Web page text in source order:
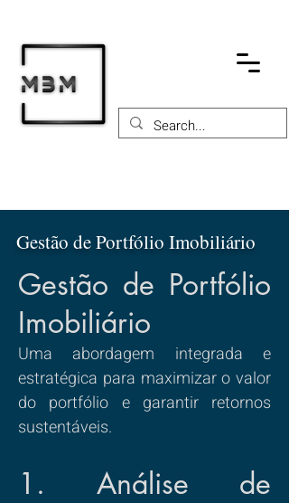
Gestão de Portfólio Imobiliário
Gestão de Portfólio
Imobiliário
Uma abordagem integrada e
estratégica para maximizar o valor
do portfólio e garantir retornos
sustentáveis.
1. Análise de